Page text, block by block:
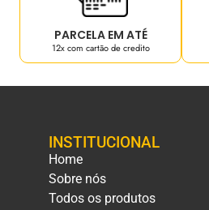
PARCELA EM ATÉ
12x com cartão de credito
INSTITUCIONAL
Home
Sobre nós
Todos os produtos